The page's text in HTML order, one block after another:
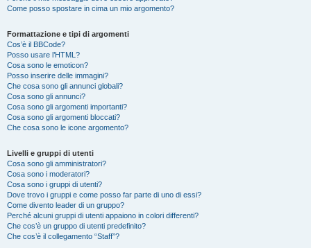
Come posso spostare in cima un mio argomento?
Formattazione e tipi di argomenti
Cos’è il BBCode?
Posso usare l’HTML?
Cosa sono le emoticon?
Posso inserire delle immagini?
Che cosa sono gli annunci globali?
Cosa sono gli annunci?
Cosa sono gli argomenti importanti?
Cosa sono gli argomenti bloccati?
Che cosa sono le icone argomento?
Livelli e gruppi di utenti
Cosa sono gli amministratori?
Cosa sono i moderatori?
Cosa sono i gruppi di utenti?
Dove trovo i gruppi e come posso far parte di uno di essi?
Come divento leader di un gruppo?
Perché alcuni gruppi di utenti appaiono in colori differenti?
Che cos’è un gruppo di utenti predefinito?
Che cos’è il collegamento “Staff”?